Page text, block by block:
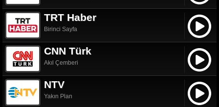
TRT Haber
Birinci Sayfa
CNN Türk
Akıl Çemberi
NTV
Yakın Plan